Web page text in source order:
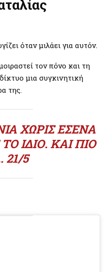
όταν μιλάει για αυτόν.
τον πόνο και τη
μια συγκινητική
της.
ΧΩΡΊΣ ΕΣΈΝΑ
ΊΔΙΟ. ΚΑΙ ΠΙΟ
21/5